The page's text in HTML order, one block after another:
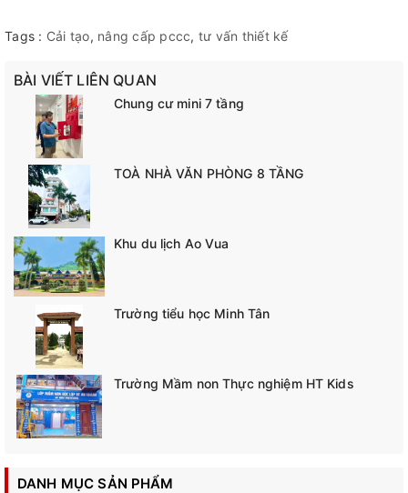
Tags : Cải tạo, nâng cấp pccc, tư vấn thiết kế
BÀI VIẾT LIÊN QUAN
Chung cư mini 7 tầng
TOÀ NHÀ VĂN PHÒNG 8 TẦNG
Khu du lịch Ao Vua
Trường tiểu học Minh Tân
Trường Mầm non Thực nghiệm HT Kids
DANH MỤC SẢN PHẨM